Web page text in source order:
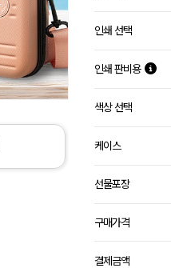
인쇄 선택
인쇄 판비용
색상 선택
케이스
선물포장
구매가격
결제금액